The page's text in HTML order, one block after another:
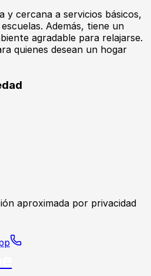
y cercana a servicios básicos,
Además, tiene un
agradable para relajarse.
quienes desean un hogar
aproximada por privacidad